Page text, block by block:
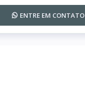
ENTRE EM CONTATO